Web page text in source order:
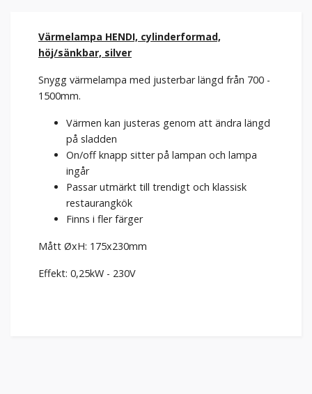
Värmelampa HENDI, cylinderformad,
höj/sänkbar, silver
Snygg värmelampa med justerbar längd från 700 -
1500mm.
Värmen kan justeras genom att ändra längd
på sladden
On/off knapp sitter på lampan och lampa
ingår
Passar utmärkt till trendigt och klassisk
restaurangkök
Finns i fler färger
Mått ØxH: 175x230mm
Effekt: 0,25kW - 230V